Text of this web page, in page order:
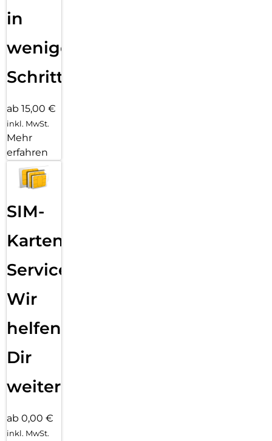
in
wenigen
Schritten
ab 15,00 €
inkl. MwSt.
Mehr
erfahren
SIM-
Karten
Service:
Wir
helfen
Dir
weiter
ab 0,00 €
inkl. MwSt.